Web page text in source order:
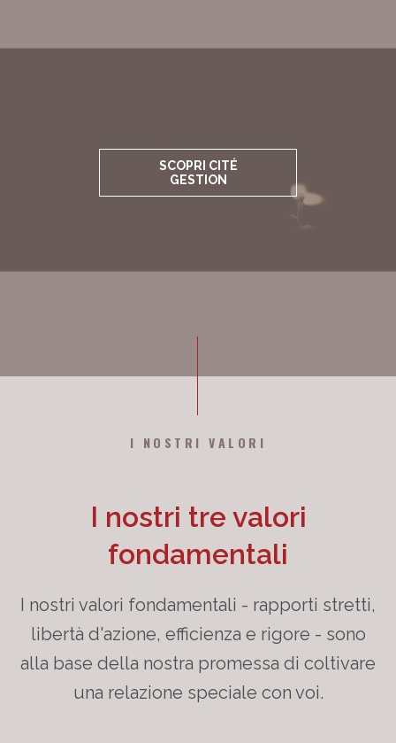
SCOPRI CITÉ
GESTION
I NOSTRI VALORI
I nostri tre valori
fondamentali
I nostri valori fondamentali - rapporti stretti,
libertà d'azione, efficienza e rigore - sono
alla base della nostra promessa di coltivare
una relazione speciale con voi.